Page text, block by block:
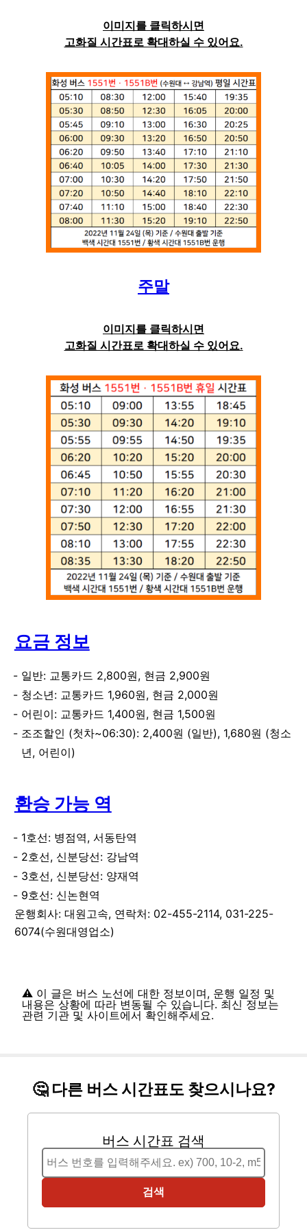
이미지를 클릭하시면
고화질 시간표로 확대하실 수 있어요.
주말
이미지를 클릭하시면
고화질 시간표로 확대하실 수 있어요.
요금 정보
일반: 교통카드 2,800원, 현금 2,900원
청소년: 교통카드 1,960원, 현금 2,000원
어린이: 교통카드 1,400원, 현금 1,500원
조조할인 (첫차~06:30): 2,400원 (일반), 1,680원 (청소
년, 어린이)
환승 가능 역
1호선: 병점역, 서동탄역
2호선, 신분당선: 강남역
3호선, 신분당선: 양재역
9호선: 신논현역
운행회사: 대원고속, 연락처: 02-455-2114, 031-225-
6074(수원대영업소)
⚠️ 이 글은 버스 노선에 대한 정보이며, 운행 일정 및
내용은 상황에 따라 변동될 수 있습니다. 최신 정보는
관련 기관 및 사이트에서 확인해주세요.
🤔 다른 버스 시간표도 찾으시나요?
버스 시간표 검색
검색